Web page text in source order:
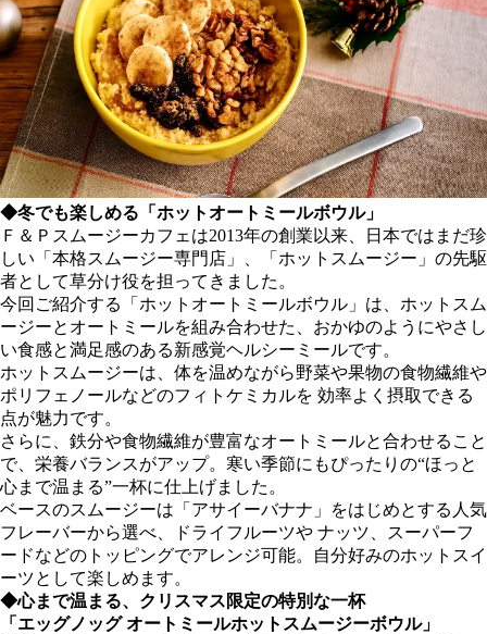
◆冬でも楽しめる「ホットオートミールボウル」
Ｆ＆Ｐスムージーカフェは2013年の創業以来、日本ではまだ珍
しい「本格スムージー専門店」、「ホットスムージー」の先駆
者として草分け役を担ってきました。
今回ご紹介する「ホットオートミールボウル」は、ホットスム
ージーとオートミールを組み合わせた、おかゆのようにやさし
い食感と満足感のある新感覚ヘルシーミールです。
ホットスムージーは、体を温めながら野菜や果物の食物繊維や
ポリフェノールなどのフィトケミカルを 効率よく摂取できる
点が魅力です。
さらに、鉄分や食物繊維が豊富なオートミールと合わせること
で、栄養バランスがアップ。寒い季節にもぴったりの“ほっと
心まで温まる”一杯に仕上げました。
ベースのスムージーは「アサイーバナナ」をはじめとする人気
フレーバーから選べ、ドライフルーツや ナッツ、スーパーフ
ードなどのトッピングでアレンジ可能。自分好みのホットスイ
ーツとして楽しめます。
◆心まで温まる、クリスマス限定の特別な一杯
「エッグノッグ オートミールホットスムージーボウル」